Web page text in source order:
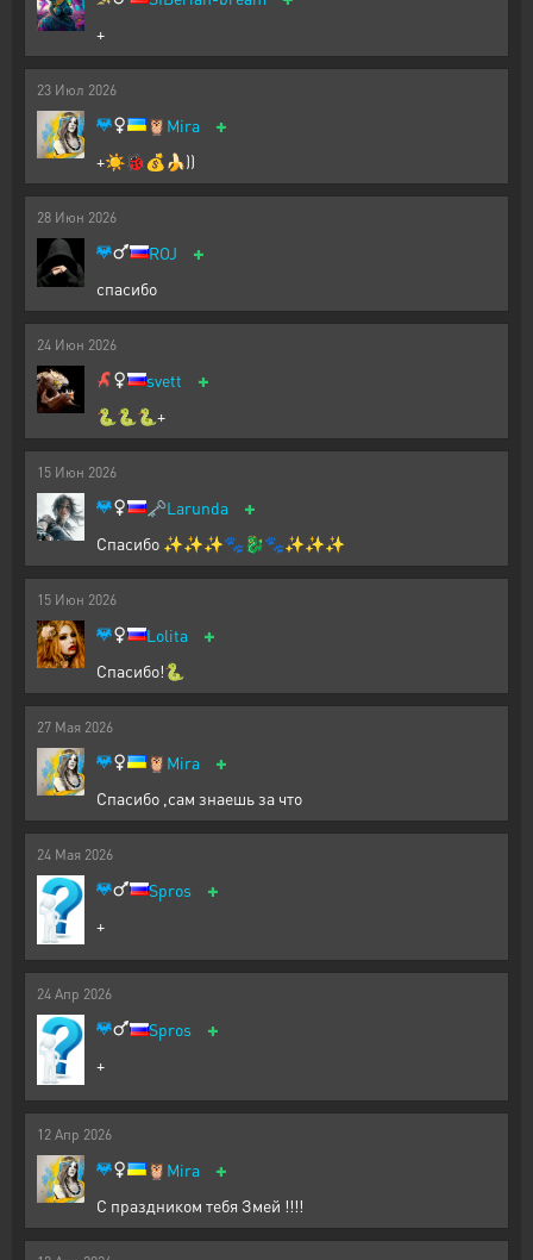
+
23 Июл 2026
🦉 Mira +
+☀️🐞💰🍌))
28 Июн 2026
ROJ +
спасибо
24 Июн 2026
svett +
🐍🐍🐍+
15 Июн 2026
🗝️Larunda +
Спасибо ✨✨✨🐾🐉🐾✨✨✨
15 Июн 2026
Lolita +
Спасибо!🐍
27 Мая 2026
🦉 Mira +
Спасибо ,сам знаешь за что
24 Мая 2026
Spros +
+
24 Апр 2026
Spros +
+
12 Апр 2026
🦉 Mira +
С праздником тебя Змей !!!!